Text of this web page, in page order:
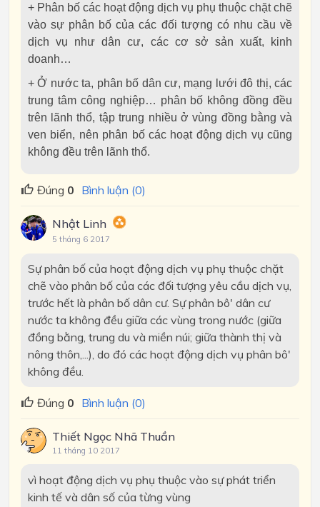
+ Phân bố các hoạt động dịch vụ phụ thuộc chặt chẽ
vào sự phân bố của các đối tượng có nhu cầu về
dịch vụ như dân cư, các cơ sở sản xuất, kinh
doanh…
+ Ở nước ta, phân bố dân cư, mạng lưới đô thị, các
trung tâm công nghiệp… phân bố không đồng đều
trên lãnh thổ, tập trung nhiều ở vùng đồng bằng và
ven biển, nên phân bố các hoạt động dịch vụ cũng
không đều trên lãnh thổ.
Đúng 0 Bình luận (0)
Nhật Linh
5 tháng 6 2017
Sự phân bố của hoạt động dịch vụ phụ thuộc chặt
chẽ vào phân bố của các đối tượng yêu cầu dịch vụ,
trước hết là phân bố dân cư. Sự phân bô' dân cư
nước ta không đều giữa các vùng trong nước (giữa
đồng bằng, trung du và miền núi; giữa thành thị và
nông thôn,...), do đó các hoạt động dịch vụ phân bô'
không đều.
Đúng 0 Bình luận (0)
Thiết Ngọc Nhã Thuần
11 tháng 10 2017
vì hoạt động dịch vụ phụ thuộc vào sự phát triển
kinh tế và dân số của từng vùng